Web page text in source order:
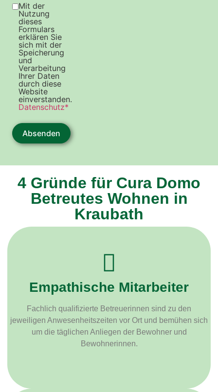
Mit der
Nutzung
dieses
Formulars
erklären Sie
sich mit der
Speicherung
und
Verarbeitung
Ihrer Daten
durch diese
Website
einverstanden.
Datenschutz*
Absenden
4 Gründe für Cura Domo
Betreutes Wohnen in
Kraubath
Empathische Mitarbeiter
Fachlich qualifizierte Betreuerinnen sind zu den
jeweiligen Anwesenheitszeiten vor Ort und bemühen sich
um die täglichen Anliegen der Bewohner und
Bewohnerinnen.